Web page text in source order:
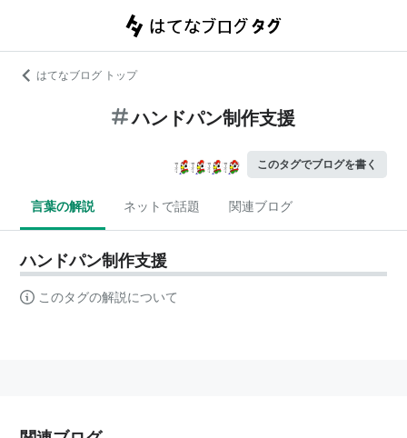
はてなブログ トップ
ハンドパン制作支援
このタグでブログを書く
言葉の解説 ネットで話題 関連ブログ
ハンドパン制作支援
このタグの解説について